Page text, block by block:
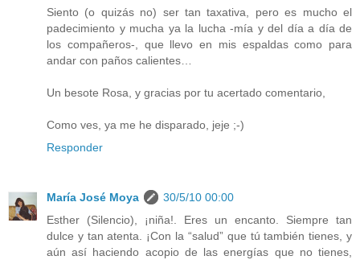
Siento (o quizás no) ser tan taxativa, pero es mucho el
padecimiento y mucha ya la lucha -mía y del día a día de
los compañeros-, que llevo en mis espaldas como para
andar con paños calientes…
Un besote Rosa, y gracias por tu acertado comentario,
Como ves, ya me he disparado, jeje ;-)
Responder
María José Moya
30/5/10 00:00
Esther (Silencio), ¡niña!. Eres un encanto. Siempre tan
dulce y tan atenta. ¡Con la “salud” que tú también tienes, y
aún así haciendo acopio de las energías que no tienes,